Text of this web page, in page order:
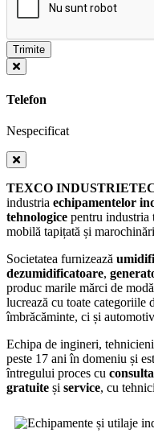
Telefon
Nespecificat
TEXCO
industria echipamentelor
tehnologice pentru industria
mobilă tapițată și
Societatea furnizează
dezumidificatoare,
produc marile mărci de
lucrează cu toate categoriile
îmbrăcăminte, ci și
Echipa de ingineri,
peste 17 ani în domeniu și
întregului proces cu
gratuite și service, cu